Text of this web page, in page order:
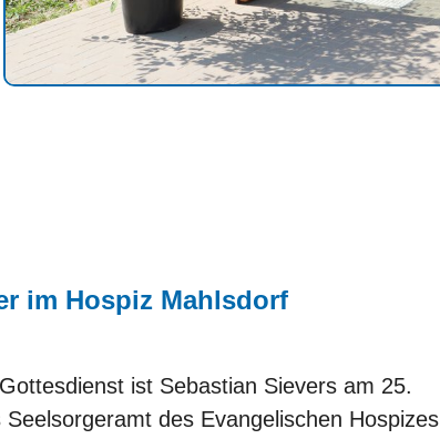
im Hospiz Mahlsdorf
ist Sebastian Sievers am 25.
des Evangelischen Hospizes